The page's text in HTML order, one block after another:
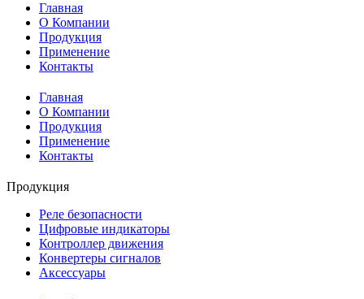
Главная
О Компании
Продукция
Применение
Контакты
Главная
О Компании
Продукция
Применение
Контакты
Продукция
Реле безопасности
Цифровые индикаторы
Контроллер движения
Конвертеры сигналов
Аксессуары